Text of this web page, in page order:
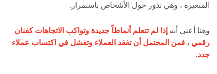
المتغيرة ، وهي تدور حول الأشخاص باستمرار.
وهنا أعني أنه إذا لم تتعلم أنماطاً جديدة وتواكب الاتجاهات كفنان
رقمي ، فمن المحتمل أن تفقد العملاء وتفشل في اكتساب عملاء
جدد.